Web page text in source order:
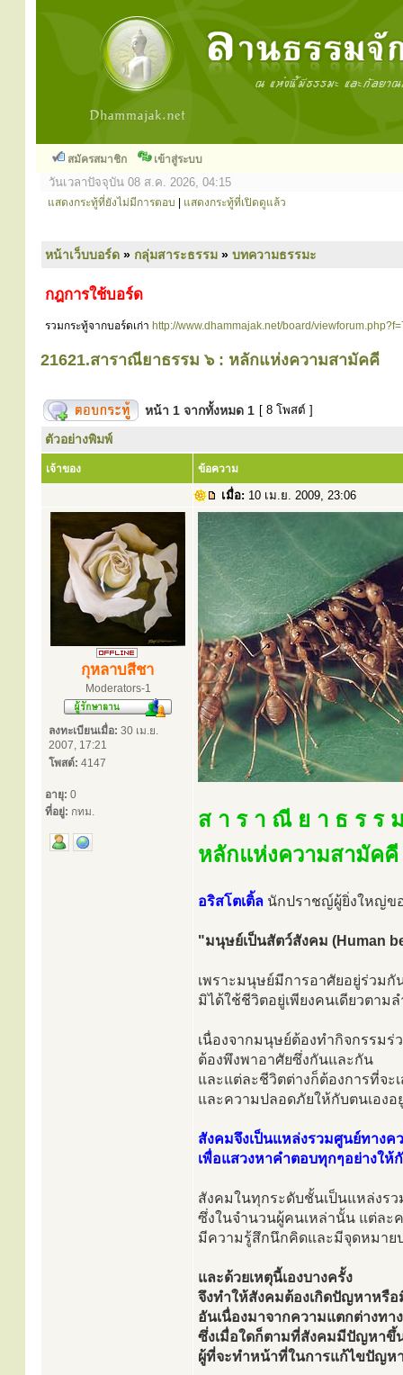
สมัครสมาชิก เข้าสู่ระบบ
วันเวลาปัจจุบัน 08 ส.ค. 2026, 04:15
แสดงกระทู้ที่ยังไม่มีการตอบ แสดงกระทู้ที่เปิดดูแล้ว
หน้าเว็บบอร์ด » กลุ่มสาระธรรม » บทความธรรมะ
กฎการใช้บอร์ด
รวมกระทู้จากบอร์ดเก่า http://www.dhammajak.net/board/
21621.สาราณียาธรรม ๖ : หลักแห่งความสามัคคี
หน้า 1 จากทั้งหมด 1 [ 8 โพสต์ ]
ตัวอย่างพิมพ์
เจ้าของ ข้อความ
เมื่อ: 10 เม.ย. 2009, 23:06
กุหลาบสีชา
Moderators-1
ลงทะเบียนเมื่อ: 30 เม.ย.
2007, 17:21
โพสต์: 4147
อายุ: 0
ที่อยู่: กทม.
ส า ร า ณี ย า ธ ร ร
หลักแห่งความสามัคคี
อริสโตเติ้ล นักปราชญ์ผู้ยิ่งใหญ่ข
"มนุษย์เป็นสัตว์สังคม (Human
เพราะมนุษย์มีการอาศัยอยู่ร่วมกั
มิได้ใช้ชีวิตอยู่เพียงคนเดียวตาม
เนื่องจากมนุษย์ต้องทำกิจกรรมร่
ต้องพึงพาอาศัยซึ่งกันและกัน
และแต่ละชีวิตต่างก็ต้องการที่จ
และความปลอดภัยให้กับตนเองอ
สังคมจึงเป็นแหล่งรวมศูนย์ทาง
เพื่อแสวงหาคำตอบทุกๆอย่างให้
สังคมในทุกระดับชั้นเป็นแหล่งร
ซึ่งในจำนวนผู้คนเหล่านั้น แต่ล
มีความรู้สึกนึกคิดและมีจุดหมาย
และด้วยเหตุนี้เองบางครั้ง
จึงทำให้สังคมต้องเกิดปัญหาหรื
อันเนื่องมาจากความแตกต่างท
ซึ่งเมื่อใดก็ตามที่สังคมมีปัญหาขึ้
ผู้ที่จะทำหน้าที่ในการแก้ไขปัญห